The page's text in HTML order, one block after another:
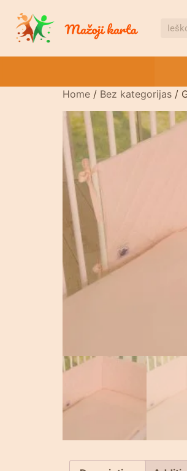
Home / Bez kategorijas /